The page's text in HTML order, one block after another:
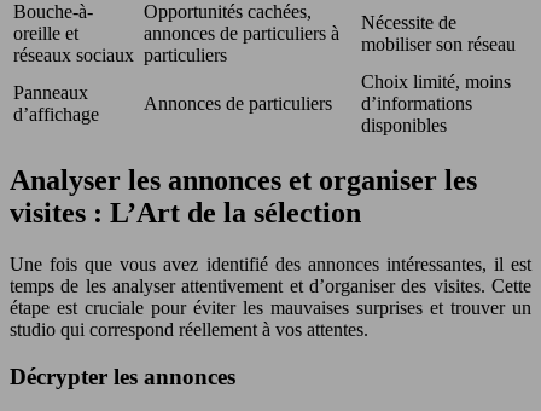
Bouche-à-
oreille et
réseaux sociaux
Opportunités cachées,
annonces de particuliers à
particuliers
Nécessite de
mobiliser son réseau
Panneaux
d’affichage
Annonces de particuliers
Choix limité, moins
d’informations
disponibles
Analyser les annonces et organiser les
visites : L’Art de la sélection
Une fois que vous avez identifié des annonces intéressantes, il est
temps de les analyser attentivement et d’organiser des visites. Cette
étape est cruciale pour éviter les mauvaises surprises et trouver un
studio qui correspond réellement à vos attentes.
Décrypter les annonces